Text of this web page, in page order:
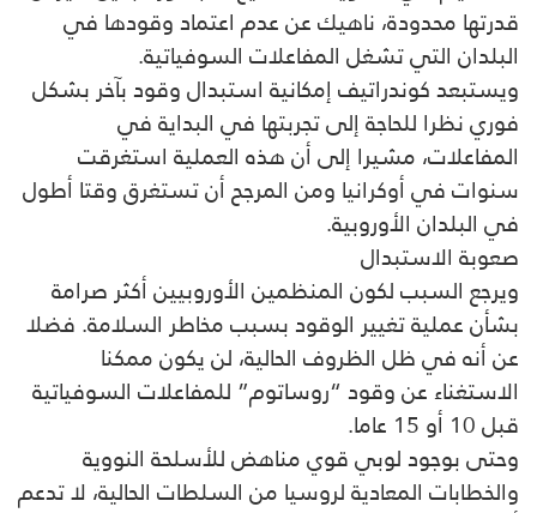
قدرتها محدودة، ناهيك عن عدم اعتماد وقودها في
البلدان التي تشغل المفاعلات السوفياتية.
ويستبعد كوندراتيف إمكانية استبدال وقود بآخر بشكل
فوري نظرا للحاجة إلى تجربتها في البداية في
المفاعلات، مشيرا إلى أن هذه العملية استغرقت
سنوات في أوكرانيا ومن المرجح أن تستغرق وقتا أطول
في البلدان الأوروبية.
صعوبة الاستبدال
ويرجع السبب لكون المنظمين الأوروبيين أكثر صرامة
بشأن عملية تغيير الوقود بسبب مخاطر السلامة. فضلا
عن أنه في ظل الظروف الحالية، لن يكون ممكنا
الاستغناء عن وقود “روساتوم” للمفاعلات السوفياتية
قبل 10 أو 15 عاما.
وحتى بوجود لوبي قوي مناهض للأسلحة النووية
والخطابات المعادية لروسيا من السلطات الحالية، لا تدعم